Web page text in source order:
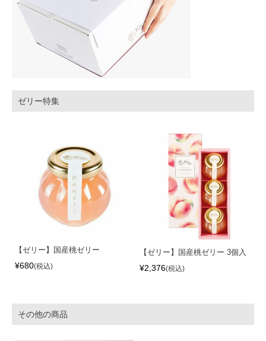
ゼリー特集
【ゼリー】国産桃ゼリー
¥680 税込
【ゼリー】国産桃ゼリー 3個入
¥2,376 税込
その他の商品